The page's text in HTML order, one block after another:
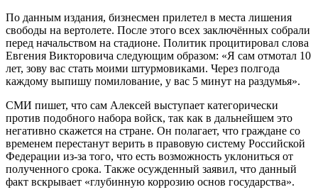
По данным издания, бизнесмен прилетел в места лишения
свободы на вертолете. После этого всех заключённых собрали
перед начальством на стадионе. Политик процитировал слова
Евгения Викторовича следующим образом: «Я сам отмотал 10
лет, зову вас стать моими штурмовиками. Через полгода
каждому выпишу помилование, у вас 5 минут на раздумья».
СМИ пишет, что сам Алексей выступает категорически
против подобного набора войск, так как в дальнейшем это
негативно скажется на стране. Он полагает, что граждане со
временем перестанут верить в правовую систему Российской
Федерации из-за того, что есть возможность уклониться от
полученного срока. Также осужденный заявил, что данный
факт вскрывает «глубинную коррозию основ государства».